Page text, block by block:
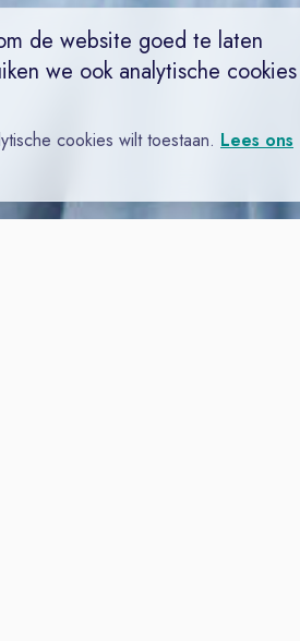
de website goed te laten
we ook analytische cookies
cookies wilt toestaan. Lees ons